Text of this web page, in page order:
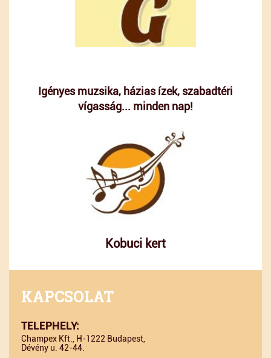
Igényes muzsika, házias ízek, szabadtéri
vígasság... minden nap!
Kobuci kert
KAPCSOLAT
TELEPHELY:
Champex Kft., H-1222 Budapest,
Dévény u. 42-44.